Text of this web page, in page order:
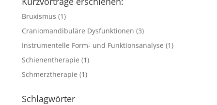
Bruxismus (1)
Craniomandibuläre Dysfunktionen (3)
Instrumentelle Form- und Funktionsanalyse (1)
Schienentherapie (1)
Schmerztherapie (1)
Schlagwörter